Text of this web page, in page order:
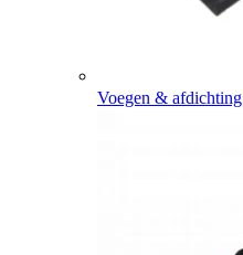
Voegen & afdichting